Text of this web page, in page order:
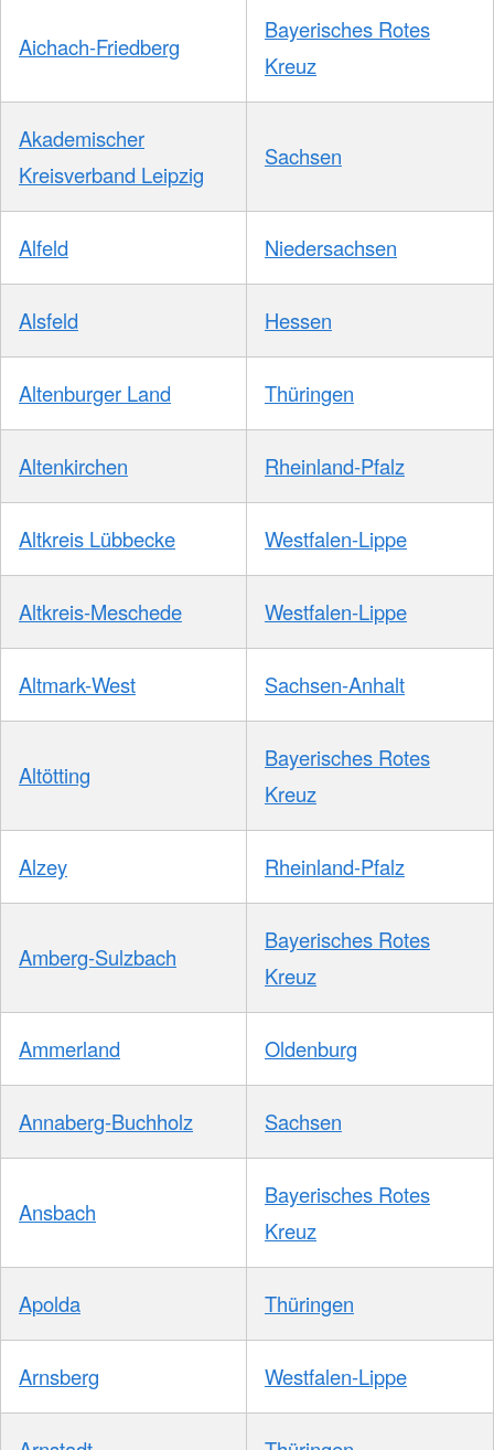
Aichach-Friedberg
Bayerisches Rotes
Kreuz
Akademischer
Kreisverband Leipzig
Sachsen
Alfeld Niedersachsen
Alsfeld Hessen
Altenburger Land Thüringen
Altenkirchen Rheinland-Pfalz
Altkreis Lübbecke Westfalen-Lippe
Altkreis-Meschede Westfalen-Lippe
Altmark-West Sachsen-Anhalt
Altötting
Bayerisches Rotes
Kreuz
Alzey Rheinland-Pfalz
Amberg-Sulzbach
Bayerisches Rotes
Kreuz
Ammerland Oldenburg
Annaberg-Buchholz Sachsen
Ansbach
Bayerisches Rotes
Kreuz
Apolda Thüringen
Arnsberg Westfalen-Lippe